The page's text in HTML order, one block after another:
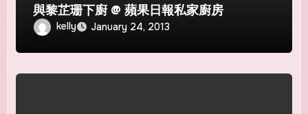
與黎芷珊下廚 @ 蘋果日報私家廚房
kelly January 24, 2013